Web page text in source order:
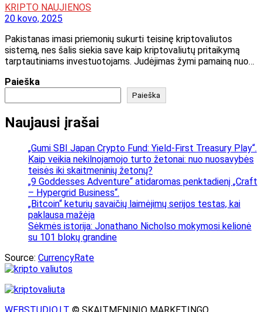
KRIPTO NAUJIENOS
20 kovo, 2025
Pakistanas imasi priemonių sukurti teisinę kriptovaliutos
sistemą, nes šalis siekia save kaip kriptovaliutų pritaikymą
tarptautiniams investuotojams. Judėjimas žymi pamainą nuo…
Paieška
Paieška
Naujausi įrašai
„Gumi SBI Japan Crypto Fund: Yield-First Treasury Play“.
Kaip veikia nekilnojamojo turto žetonai: nuo nuosavybės
teisės iki skaitmeninių žetonų?
„9 Goddesses Adventure“ atidaromas penktadienį „Craft
– Hypergrid Business“.
„Bitcoin“ keturių savaičių laimėjimų serijos testas, kai
paklausa mažėja
Sėkmės istorija: Jonathano Nicholso mokymosi kelionė
su 101 blokų grandine
Source: CurrencyRate